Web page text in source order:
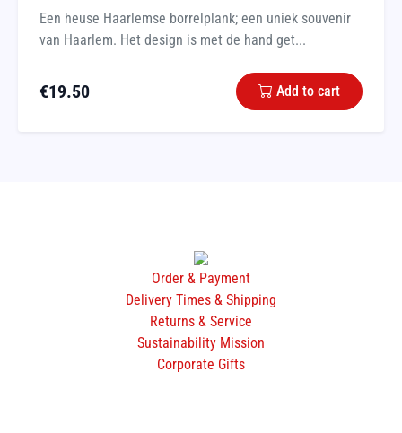
Een heuse Haarlemse borrelplank; een uniek souvenir
van Haarlem. Het design is met de hand get...
€19.50 Add to cart
Order & Payment
Delivery Times & Shipping
Returns & Service
Sustainability Mission
Corporate Gifts